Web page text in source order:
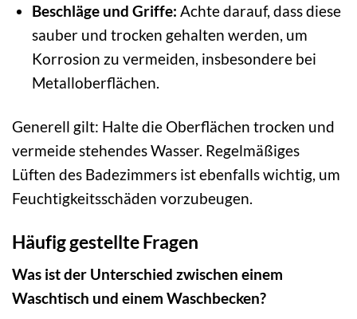
Beschläge und Griffe: Achte darauf, dass diese
sauber und trocken gehalten werden, um
Korrosion zu vermeiden, insbesondere bei
Metalloberflächen.
Generell gilt: Halte die Oberflächen trocken und
vermeide stehendes Wasser. Regelmäßiges
Lüften des Badezimmers ist ebenfalls wichtig, um
Feuchtigkeitsschäden vorzubeugen.
Häufig gestellte Fragen
Was ist der Unterschied zwischen einem
Waschtisch und einem Waschbecken?